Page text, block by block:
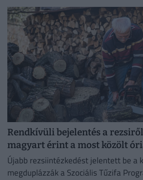
Rendkívüli bejelentés a
magyart érint a most közölt
Újabb rezsiintézkedést jelentett be a
megduplázzák a Szociális Tűzifa